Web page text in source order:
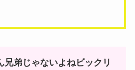
兄弟じゃないよねビックリ